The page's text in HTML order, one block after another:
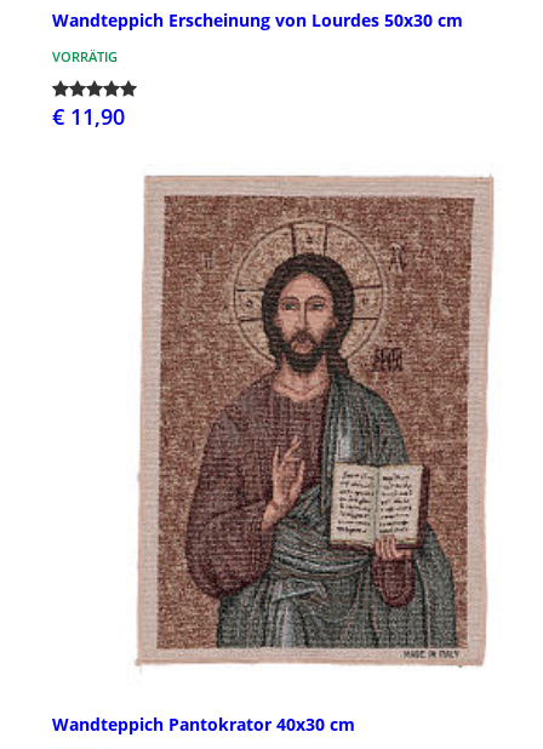
Wandteppich Erscheinung von Lourdes 50x30 cm
VORRÄTIG
€ 11,90
Wandteppich Pantokrator 40x30 cm